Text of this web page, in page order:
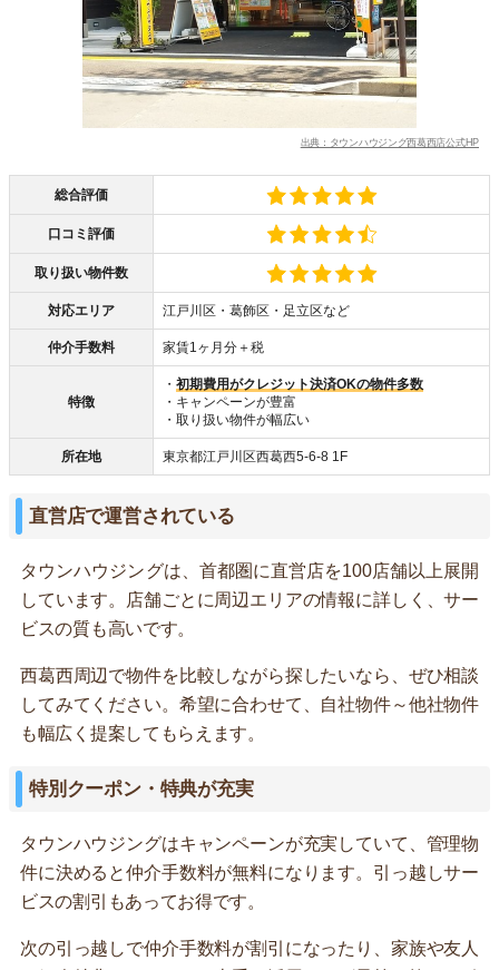
出典：タウンハウジング西葛西店公式HP
総合評価
口コミ評価
取り扱い物件数
対応エリア 江戸川区・葛飾区・足立区など
仲介手数料 家賃1ヶ月分＋税
特徴
・ 初期費用がクレジット決済OKの物件多数
・キャンペーンが豊富
・取り扱い物件が幅広い
所在地 東京都江戸川区西葛西5-6-8 1F
直営店で運営されている
タウンハウジングは、首都圏に直営店を100店舗以上展開
しています。店舗ごとに周辺エリアの情報に詳しく、サー
ビスの質も高いです。
西葛西周辺で物件を比較しながら探したいなら、ぜひ相談
してみてください。希望に合わせて、自社物件～他社物件
も幅広く提案してもらえます。
特別クーポン・特典が充実
タウンハウジングはキャンペーンが充実していて、管理物
件に決めると仲介手数料が無料になります。引っ越しサー
ビスの割引もあってお得です。
次の引っ越しで仲介手数料が割引になったり、家族や友人